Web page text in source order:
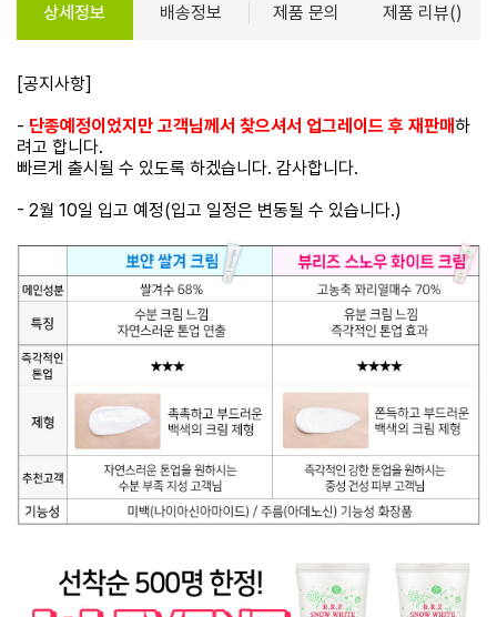
상세정보 배송정보 제품 문의 제품 리뷰()
[공지사항]
- 단종예정이었지만 고객님께서 찾으셔서 업그레이드 후 재판매하
려고 합니다.
빠르게 출시될 수 있도록 하겠습니다. 감사합니다.
- 2월 10일 입고 예정(입고 일정은 변동될 수 있습니다.)